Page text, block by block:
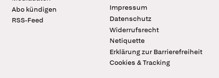
Abo kündigen
RSS-Feed
Impressum
Datenschutz
Widerrufsrecht
Netiquette
Erklärung zur Barrierefreiheit
Cookies & Tracking